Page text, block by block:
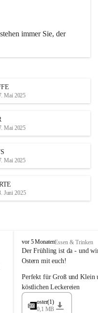
immer Sie, der
bestens geschult in
alle Ihre Anliegen
Mai 2025
Mai 2025
Mai 2025
Juni 2025
M
a
y
r
G
ü
vor 5 MonatenEssen & Trinken
Der Frühling ist da - und
Ostern mit euch!
Perfekt für Groß und Klein
köstlichen Leckereien
oster(1)
0,1 MB